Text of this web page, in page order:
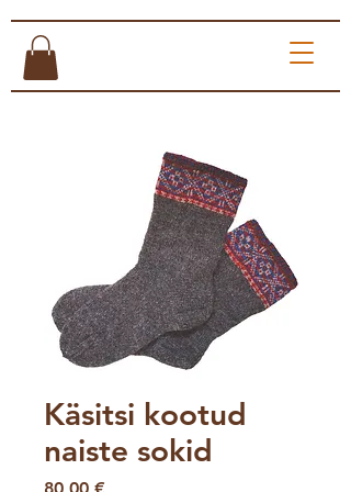
Käsitsi kootud
naiste sokid
80,00 €